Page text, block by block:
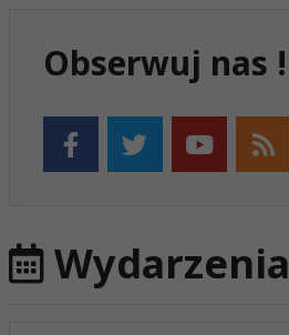
Obserwuj nas !
Wydarzenia